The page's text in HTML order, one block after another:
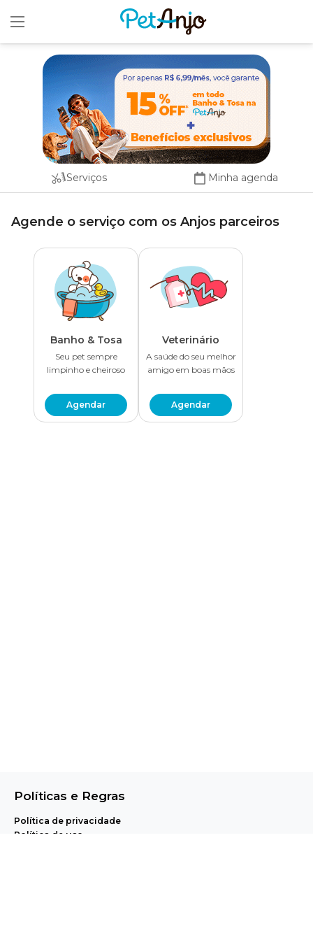
Serviços Minha agenda
Agende o serviço com os Anjos parceiros
Banho & Tosa
Seu pet sempre
limpinho e cheiroso
Agendar
Veterinário
A saúde do seu melhor
amigo em boas mãos
Agendar
Políticas e Regras
Política de privacidade
Política de uso